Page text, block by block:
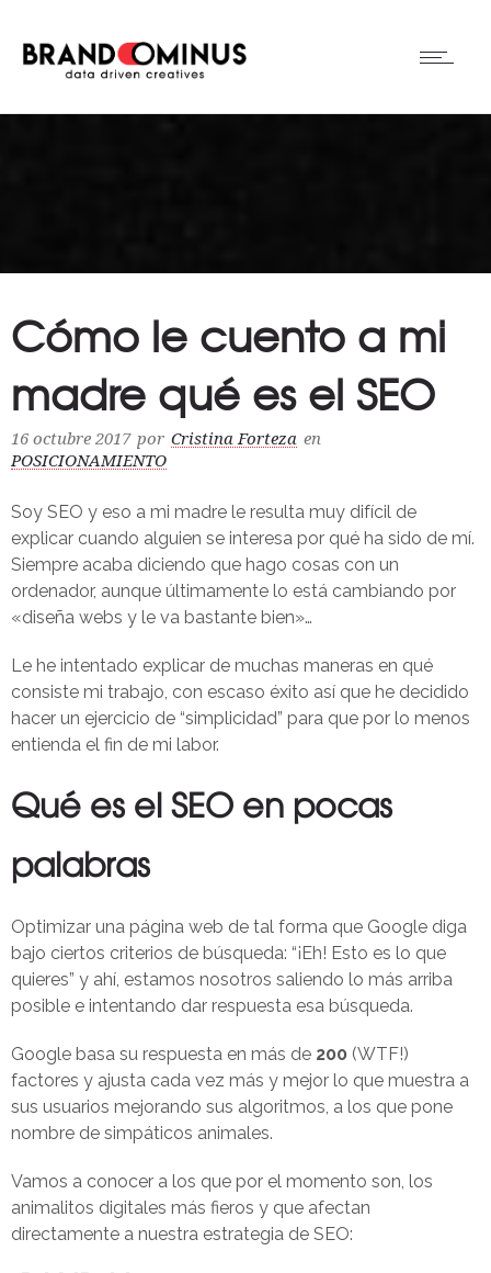
Cómo le cuento a mi
madre qué es el SEO
16 octubre 2017 por Cristina Forteza en
POSICIONAMIENTO
Soy SEO y eso a mi madre le resulta muy difícil de
explicar cuando alguien se interesa por qué ha sido de mí.
Siempre acaba diciendo que hago cosas con un
ordenador, aunque últimamente lo está cambiando por
«diseña webs y le va bastante bien»…
Le he intentado explicar de muchas maneras en qué
consiste mi trabajo, con escaso éxito así que he decidido
hacer un ejercicio de “simplicidad” para que por lo menos
entienda el fin de mi labor.
Qué es el SEO en pocas
palabras
Optimizar una página web de tal forma que Google diga
bajo ciertos criterios de búsqueda: “¡Eh! Esto es lo que
quieres” y ahí, estamos nosotros saliendo lo más arriba
posible e intentando dar respuesta esa búsqueda.
Google basa su respuesta en más de 200 (WTF!)
factores y ajusta cada vez más y mejor lo que muestra a
sus usuarios mejorando sus algoritmos, a los que pone
nombre de simpáticos animales.
Vamos a conocer a los que por el momento son, los
animalitos digitales más fieros y que afectan
directamente a nuestra estrategia de SEO: